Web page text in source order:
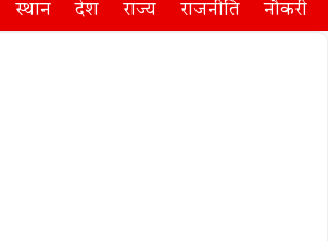
स्थान देश राज्य राजनीति नौकरी